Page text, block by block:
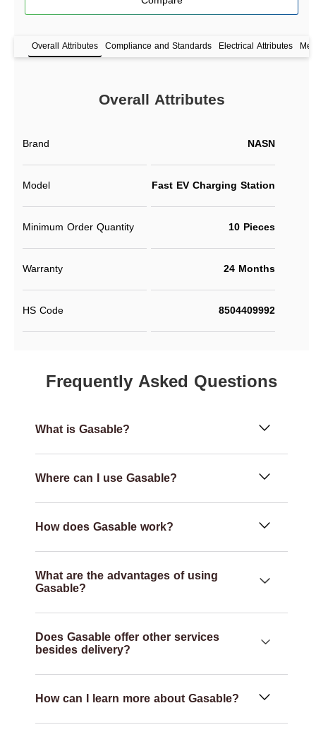
Overall Attributes Compliance and Standards Electrical Attributes
Overall Attributes
Brand NASN
Model Fast EV Charging Station
Minimum Order Quantity 10 Pieces
Warranty 24 Months
HS Code 8504409992
Frequently Asked Questions
What is Gasable?
Where can I use Gasable?
How does Gasable work?
What are the advantages of using
Gasable?
Does Gasable offer other services
besides delivery?
How can I learn more about Gasable?